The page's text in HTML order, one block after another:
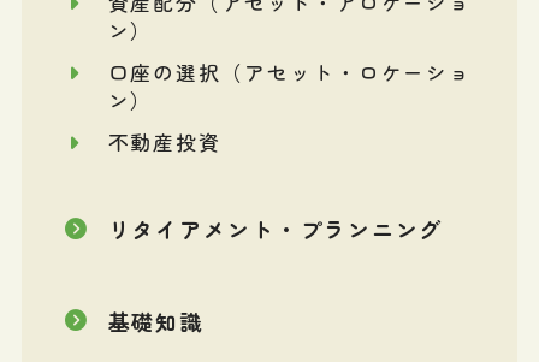
ン）
口座の選択（アセット・ロケーショ
ン）
不動産投資
リタイアメント・プランニング
基礎知識